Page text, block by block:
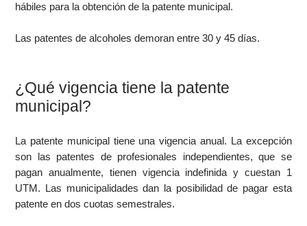
hábiles para la obtención de la patente municipal.
Las patentes de alcoholes demoran entre 30 y 45 días.
¿Qué vigencia tiene la patente
municipal?
La patente municipal tiene una vigencia anual. La excepción
son las patentes de profesionales independientes, que se
pagan anualmente, tienen vigencia indefinida y cuestan 1
UTM. Las municipalidades dan la posibilidad de pagar esta
patente en dos cuotas semestrales.